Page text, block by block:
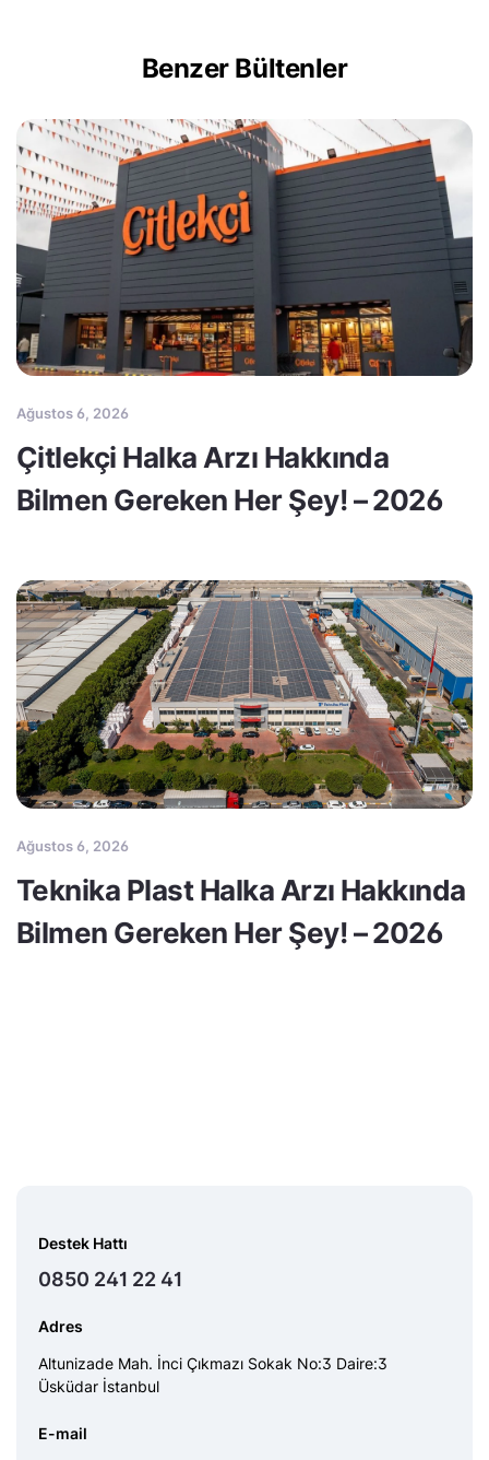
Benzer Bültenler
Ağustos 6, 2026
Çitlekçi Halka Arzı Hakkında
Bilmen Gereken Her Şey! – 2026
Ağustos 6, 2026
Teknika Plast Halka Arzı Hakkında
Bilmen Gereken Her Şey! – 2026
Destek Hattı
0850 241 22 41
Adres
Altunizade Mah. İnci Çıkmazı Sokak No:3 Daire:3
Üsküdar İstanbul
E-mail